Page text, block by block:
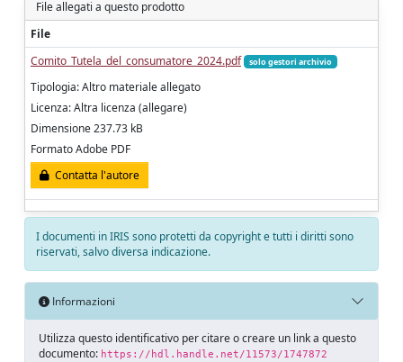
File allegati a questo prodotto
File
Comito_Tutela_del_consumatore_2024.pdf
solo gestori archivio
Tipologia: Altro materiale allegato
Licenza: Altra licenza (allegare)
Dimensione 237.73 kB
Formato Adobe PDF
Contatta l'autore
I documenti in IRIS sono protetti da copyright e tutti i diritti sono
riservati, salvo diversa indicazione.
Informazioni
Utilizza questo identificativo per citare o creare un link a questo
documento: https://hdl.handle.net/11573/1747872